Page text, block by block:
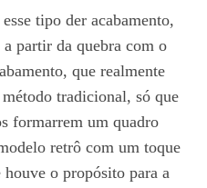
tipo der acabamento,
partir da quebra com o
que realmente
tradicional, só que
formarrem um quadro
retrô com um toque
houve o propósito para a